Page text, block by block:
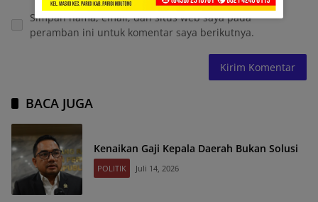
Simpan nama, email, dan situs web saya pada
peramban ini untuk komentar saya berikutnya.
BACA JUGA
Kenaikan Gaji Kepala Daerah Bukan Solusi
POLITIK Juli 14, 2026